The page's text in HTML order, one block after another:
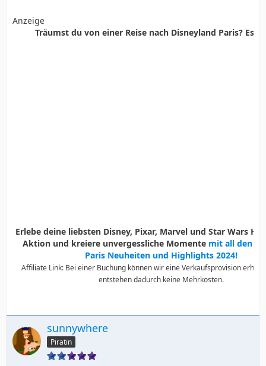
Anzeige
Träumst du von einer Reise nach Disneyland Paris? Es
Erlebe deine liebsten Disney, Pixar, Marvel und Star Wars
Aktion und kreiere unvergessliche Momente mit all den
Paris Neuheiten und Highlights 2024!
Affiliate Link: Bei einer Buchung können wir eine Verkaufsprovision
entstehen dadurch keine Mehrkosten.
sunnywhere
Piratin